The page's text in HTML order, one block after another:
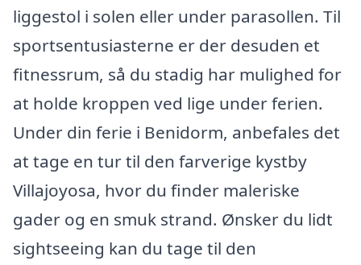
liggestol i solen eller under parasollen. Til
sportsentusiasterne er der desuden et
fitnessrum, så du stadig har mulighed for
at holde kroppen ved lige under ferien.
Under din ferie i Benidorm, anbefales det
at tage en tur til den farverige kystby
Villajoyosa, hvor du finder maleriske
gader og en smuk strand. Ønsker du lidt
sightseeing kan du tage til den